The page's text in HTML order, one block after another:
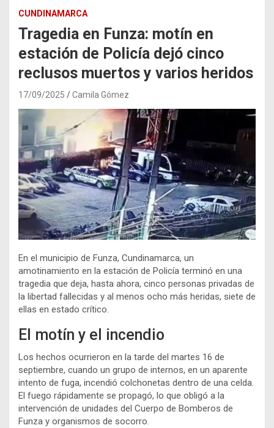
CUNDINAMARCA
Tragedia en Funza: motín en
estación de Policía dejó cinco
reclusos muertos y varios heridos
17/09/2025 Camila Gómez
En el municipio de Funza, Cundinamarca, un
amotinamiento en la estación de Policía terminó en una
tragedia que deja, hasta ahora, cinco personas privadas de
la libertad fallecidas y al menos ocho más heridas, siete de
ellas en estado crítico.
El motín y el incendio
Los hechos ocurrieron en la tarde del martes 16 de
septiembre, cuando un grupo de internos, en un aparente
intento de fuga, incendió colchonetas dentro de una celda.
El fuego rápidamente se propagó, lo que obligó a la
intervención de unidades del Cuerpo de Bomberos de
Funza y organismos de socorro.